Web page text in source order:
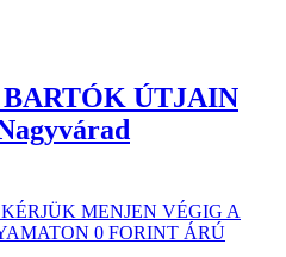
ÚTJAIN
MENJEN VÉGIG A
0 FORINT ÁRÚ